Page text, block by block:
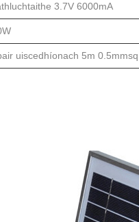
3.7V 6000mA
uiscedhíonach 5m 0.5mmsq